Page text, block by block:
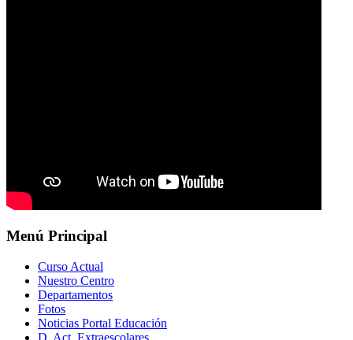
Menú Principal
Curso Actual
Nuestro Centro
Departamentos
Fotos
Noticias Portal Educación